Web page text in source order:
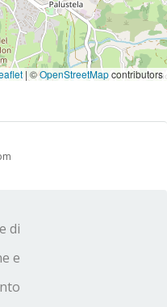
| ©OpenStreetMapcontributors
di
e